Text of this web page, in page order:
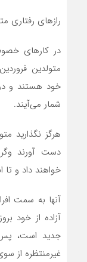
رازهای رفتاری
در کارهای
متولدين
خود هستند و
شمار مي‌آيند.
هرگز نگذاريد
دست آورند
خواهند داد و تا
آنها به سمت
آزاده از خود
جديد است، پس
غيرمنتظره از